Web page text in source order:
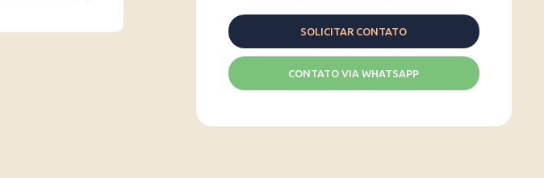
CONTATO VIA WHATSAPP